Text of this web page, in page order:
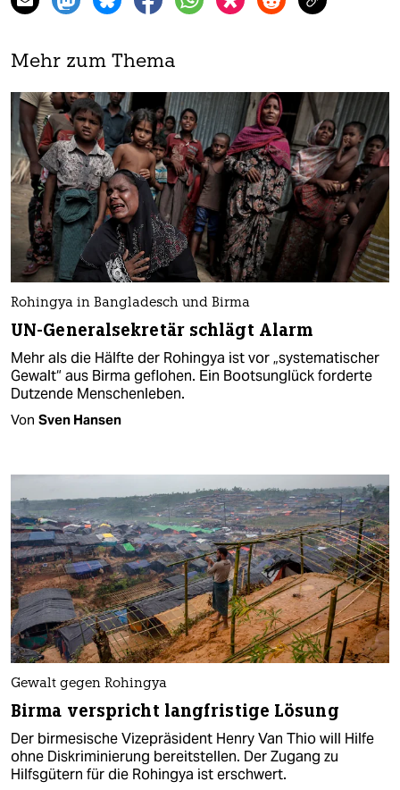
Mehr zum Thema
Rohingya in Bangladesch und Birma
UN-Generalsekretär schlägt Alarm
Mehr als die Hälfte der Rohingya ist vor „systematischer
Gewalt“ aus Birma geflohen. Ein Bootsunglück forderte
Dutzende Menschenleben.
Von Sven Hansen
Gewalt gegen Rohingya
Birma verspricht langfristige Lösung
Der birmesische Vizepräsident Henry Van Thio will Hilfe
ohne Diskriminierung bereitstellen. Der Zugang zu
Hilfsgütern für die Rohingya ist erschwert.